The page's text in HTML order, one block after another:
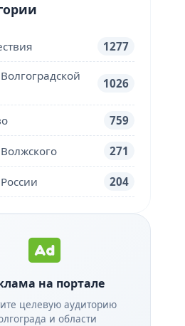
1277
1026
759
271
204
на портале
целевую аудиторию
и области